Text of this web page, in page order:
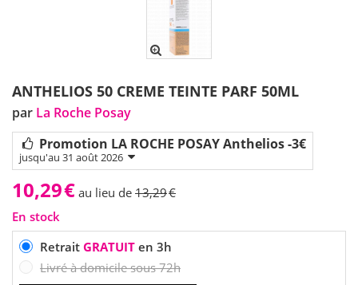
ANTHELIOS 50 CREME TEINTE PARF 50ML
par La Roche Posay
Promotion LA ROCHE POSAY Anthelios -3€
jusqu'au 31 août 2026
10,29€ au lieu de 13,29€
En stock
Retrait GRATUITen 3h
Livré à domicile sous 72h